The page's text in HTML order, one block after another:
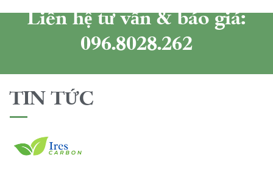
Liên hệ tư vấn & báo giá:
096.8028.262
TIN TỨC